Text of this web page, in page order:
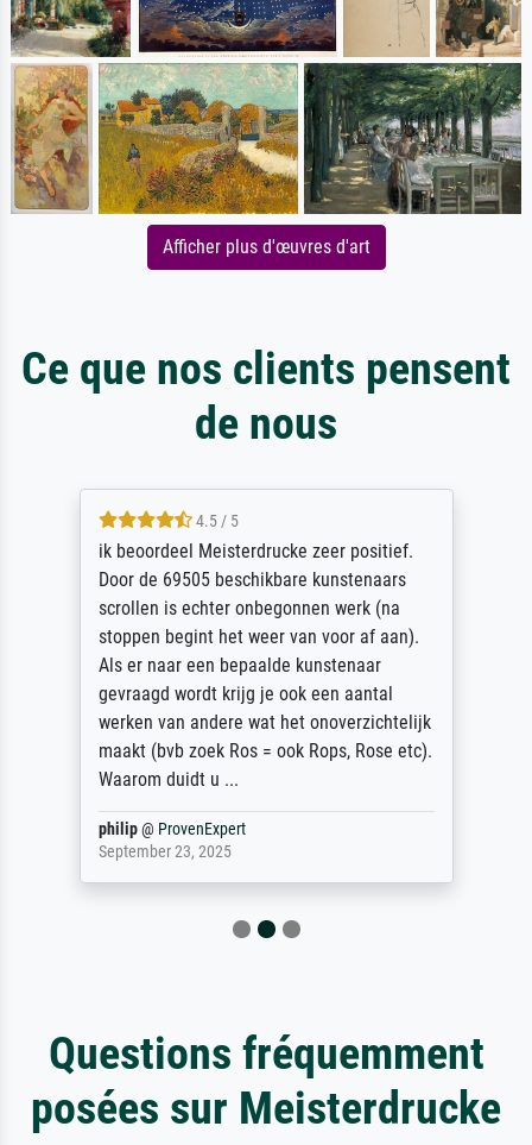
Afficher plus d'œuvres d'art
Ce que nos clients pensent
de nous
4.5 / 5
ik beoordeel Meisterdrucke zeer positief.
Door de 69505 beschikbare kunstenaars
scrollen is echter onbegonnen werk (na
stoppen begint het weer van voor af aan).
Als er naar een bepaalde kunstenaar
gevraagd wordt krijg je ook een aantal
werken van andere wat het onoverzichtelijk
maakt (bvb zoek Ros = ook Rops, Rose etc).
Waarom duidt u ...
philip@ ProvenExpert
September 23, 2025
Questions fréquemment
posées sur Meisterdrucke